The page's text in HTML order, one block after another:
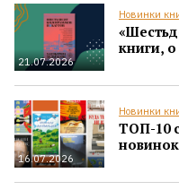
21.07.2026
Новинки
книги,
16.07.2026
Новинки
ТОП-10